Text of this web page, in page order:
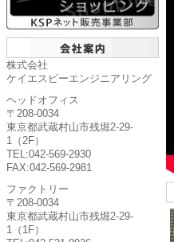
株式会社
ケイエスピーエンジニアリング
ヘッドオフィス
〒208-0034
東京都武蔵村山市残堀2-29-
1（2F）
TEL:042-569-2930
FAX:042-569-2981
ファクトリー
〒208-0034
東京都武蔵村山市残堀2-29-
1（1F）